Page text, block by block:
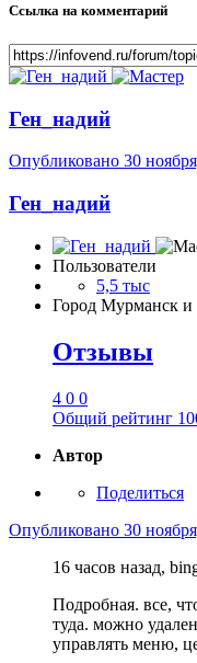
Ссылка на комментарий
Ген_надий
Опубликовано 30
Ген_надий
Пользователи
5,5 тыс
Город Мурманск и
Отзывы
4 0 0
Общий рейтинг
Автор
Поделиться
Опубликовано 30
16 часов назад,
Подробная. все,
туда. можно
управлять меню,